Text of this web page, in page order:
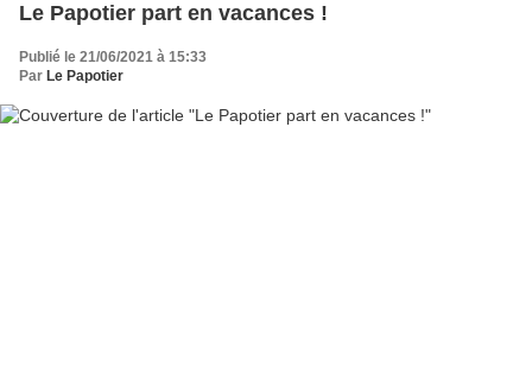
Le Papotier part en vacances !
Publié le 21/06/2021 à 15:33
Par Le Papotier